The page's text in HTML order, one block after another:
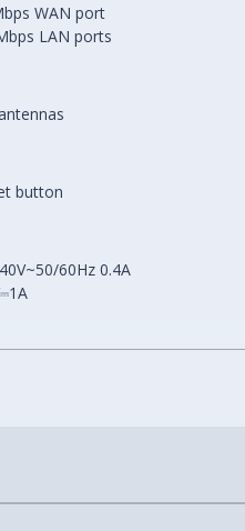
0.82 kg
WAN port
LAN ports
button
60Hz 0.4A